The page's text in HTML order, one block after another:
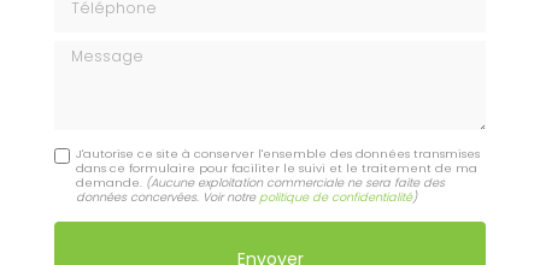
Message
J'autorise ce site à conserver l'ensemble des données transmises
dans ce formulaire pour faciliter le suivi et le traitement de ma
demande. (Aucune exploitation commerciale ne sera faite des
données concervées. Voir notre politique de confidentialité)